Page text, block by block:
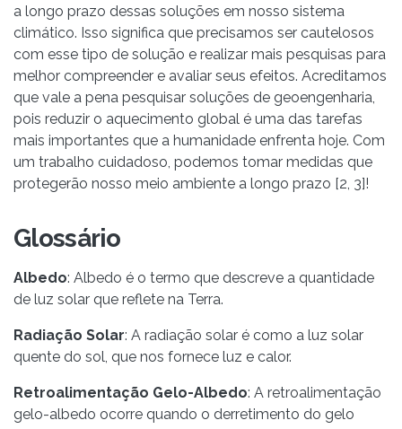
a longo prazo dessas soluções em nosso sistema
climático. Isso significa que precisamos ser cautelosos
com esse tipo de solução e realizar mais pesquisas para
melhor compreender e avaliar seus efeitos. Acreditamos
que vale a pena pesquisar soluções de geoengenharia,
pois reduzir o aquecimento global é uma das tarefas
mais importantes que a humanidade enfrenta hoje. Com
um trabalho cuidadoso, podemos tomar medidas que
protegerão nosso meio ambiente a longo prazo [2, 3]!
Glossário
Albedo: Albedo é o termo que descreve a quantidade
de luz solar que reflete na Terra.
Radiação Solar: A radiação solar é como a luz solar
quente do sol, que nos fornece luz e calor.
Retroalimentação Gelo-Albedo: A retroalimentação
gelo-albedo ocorre quando o derretimento do gelo